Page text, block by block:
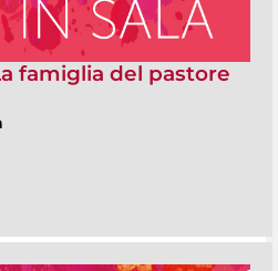
famiglia del pastore